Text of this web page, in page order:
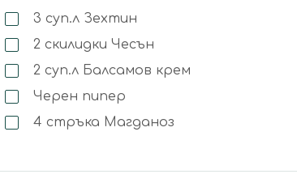
3 суп.л Зехтин
2 скилидки Чесън
2 суп.л Балсамов крем
Черен пипер
4 стръка Магданоз